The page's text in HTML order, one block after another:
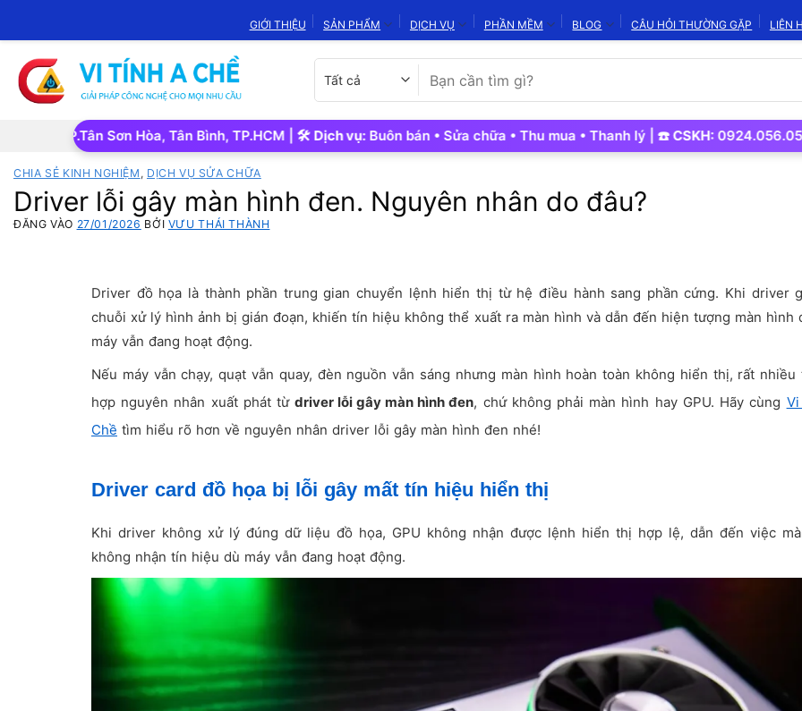
qua
dung
GIỚI THIỆU SẢN PHẨM DỊCH VỤ PHẦN MỀM BLOG CÂU HỎI THƯỜNG GẶP LIÊN
Chọn
sản
phẩm
kiếm:
P.Tân Sơn Hòa, Tân Bình, TP.HCM | 🛠️Dịch vụ:Buôn bán • Sửa chữa • Thu mua • Thanh lý | ☎️CSKH:0924.056.056 | 💼
CHIA SẺ KINH NGHIỆM , DỊCH VỤ SỬA CHỮA
Driver lỗi gây màn hình đen. Nguyên nhân do đâu?
ĐĂNG VÀO 27/01/2026 BỞI VƯU THÁI THÀNH
Driver đồ họa là thành phần trung gian chuyển lệnh hiển thị từ hệ điều hành sang phần cứng. Khi driver
chuỗi xử lý hình ảnh bị gián đoạn, khiến tín hiệu không thể xuất ra màn hình và dẫn đến hiện tượng màn hình
máy vẫn đang hoạt động.
Nếu máy vẫn chạy, quạt vẫn quay, đèn nguồn vẫn sáng nhưng màn hình hoàn toàn không hiển thị, rất nhiều
hợp nguyên nhân xuất phát từdriver lỗi gây màn hình đen, chứ không phải màn hình hay GPU. Hãy cùng
Chề tìm hiểu rõ hơn về nguyên nhân driver lỗi gây màn hình đen nhé!
Driver card đồ họa bị lỗi gây mất tín hiệu hiển thị
Khi driver không xử lý đúng dữ liệu đồ họa, GPU không nhận được lệnh hiển thị hợp lệ, dẫn đến việc
không nhận tín hiệu dù máy vẫn đang hoạt động.